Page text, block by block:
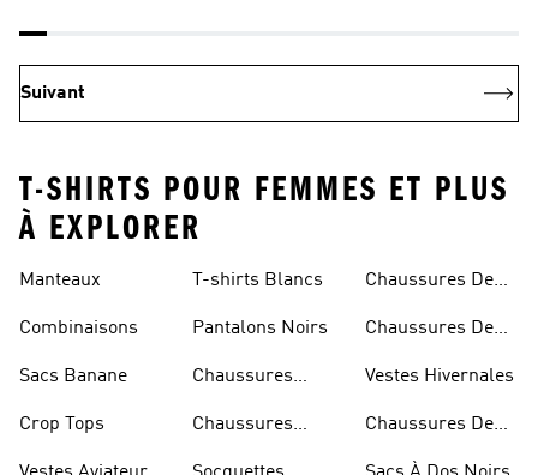
Suivant
T-SHIRTS POUR FEMMES ET PLUS
À EXPLORER
Manteaux
Combinaisons
Sacs Banane
Crop Tops
T-shirts Blancs
Pantalons Noirs
Chaussures
Chaussures
Chaussures De
Chaussures De
Vestes Hivernales
Chaussures De